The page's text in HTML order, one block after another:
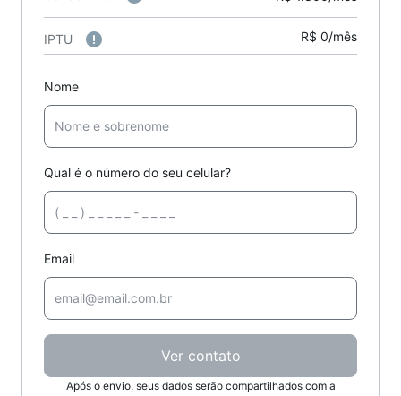
IPTU R$ 0/mês
Nome
Qual é o número do seu celular?
Email
Ver contato
Após o envio, seus dados serão compartilhados com a